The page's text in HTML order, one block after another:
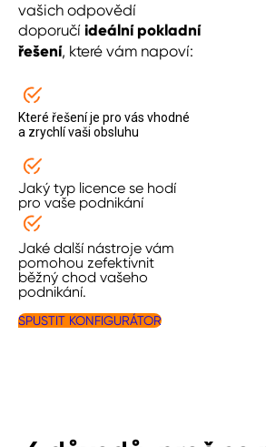
vašich odpovědí
doporučí ideální pokladní
řešení, které vám napoví:
Které řešení je pro vás vhodné
a zrychlí vaši obsluhu
Jaký typ licence se hodí
pro vaše podnikání
Jaké další nástroje vám
pomohou zefektivnit
běžný chod vašeho
podnikání.
SPUSTIT KONFIGURÁTOR